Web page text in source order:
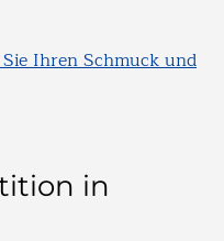
Ihren Schmuck und
in